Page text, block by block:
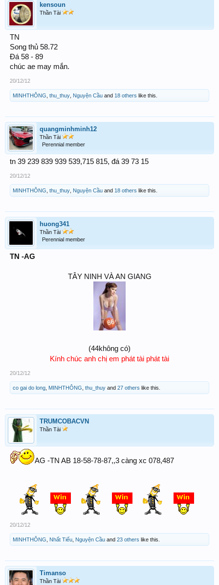
kensoun
Thần Tài
TN
Song thủ 58.72
Đá 58 - 89
chúc ae may mắn.
20/12/12
MINHTHÔNG thu_thuy Nguyện Cầu and 18 others like this.
quangminhminh12
Thần Tài
Perennial member
tn 39 239 839 939 539,715 815, đá 39 73 15
20/12/12
MINHTHÔNG thu_thuy Nguyện Cầu and 18 others like this.
huong341
Thần Tài
Perennial member
TN -AG
TÂY NINH VÀ AN GIANG
(44không có)
Kính chúc anh chị em phát tài phát tài
20/12/12
co gai do long MINHTHÔNG thu_thuy and 27 others like this.
TRUMCOBACVN
Thần Tài
AG -TN AB 18-58-78-87,,3 càng xc 078,487
20/12/12
MINHTHÔNG Nhất Tiếu Nguyện Cầu and 23 others like this.
Timanso
Thần Tài